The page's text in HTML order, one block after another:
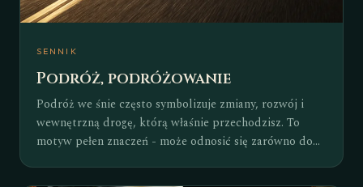
SENNIK
Podróż, podróżowanie
Podróż we śnie często symbolizuje zmiany, rozwój i
wewnętrzną drogę, którą właśnie przechodzisz. To
motyw pełen znaczeń - może odnosić się zarówno do